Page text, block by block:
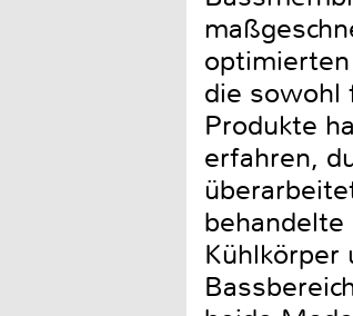
die sowohl
Produkte
erfahren,
Kühlkörper